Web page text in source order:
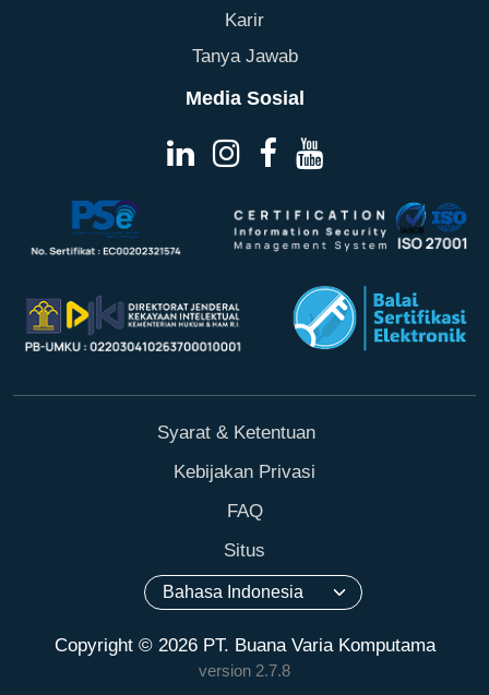
Karir
Tanya Jawab
Media Sosial
Syarat & Ketentuan
Kebijakan Privasi
FAQ
Situs
Copyright © 2026 PT. Buana Varia Komputama
version 2.7.8